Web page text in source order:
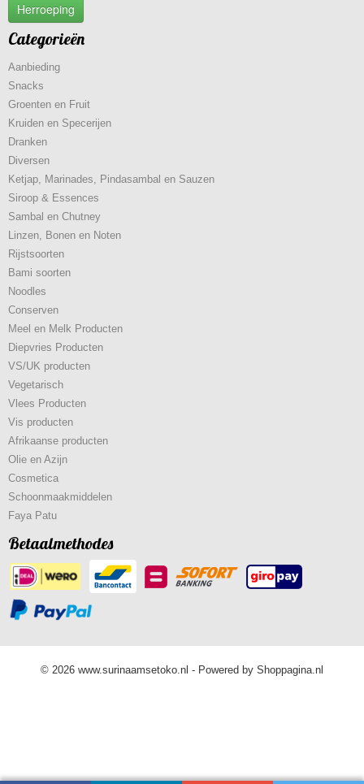
Herroeping
Categorieën
Aanbieding
Snacks
Groenten en Fruit
Kruiden en Specerijen
Dranken
Diversen
Ketjap, Marinades, Pindasambal en Sauzen
Siroop & Essences
Sambal en Chutney
Linzen, Bonen en Noten
Rijstsoorten
Bami soorten
Noodles
Conserven
Meel en Melk Producten
Diepvries Producten
VS/UK producten
Vegetarisch
Vlees Producten
Vis producten
Afrikaanse producten
Olie en Azijn
Cosmetica
Schoonmaakmiddelen
Faya Patu
Betaalmethodes
© 2026 www.surinaamsetoko.nl - Powered by Shoppagina.nl